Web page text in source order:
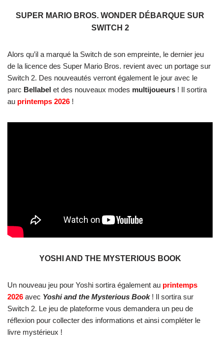
SUPER MARIO BROS. WONDER DÉBARQUE SUR
SWITCH 2
Alors qu’il a marqué la Switch de son empreinte, le dernier jeu
de la licence des Super Mario Bros. revient avec un portage sur
Switch 2. Des nouveautés verront également le jour avec le
parc Bellabel et des nouveaux modes multijoueurs ! Il sortira
au printemps 2026 !
YOSHI AND THE MYSTERIOUS BOOK
Un nouveau jeu pour Yoshi sortira également au printemps
2026 avec Yoshi and the Mysterious Book! Il sortira sur
Switch 2. Le jeu de plateforme vous demandera un peu de
réflexion pour collecter des informations et ainsi compléter le
livre mystérieux !